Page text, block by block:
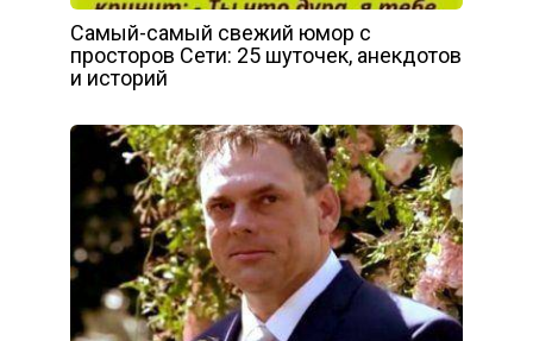
Самый-самый свежий юмор с
просторов Сети: 25 шуточек, анекдотов
и историй